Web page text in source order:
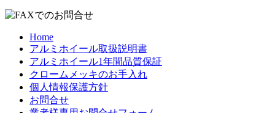
Home
アルミホイール取扱説明書
アルミホイール1年間品質保証
クロームメッキのお手入れ
個人情報保護方針
お問合せ